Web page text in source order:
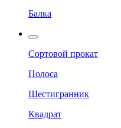
Балка
Сортовой прокат
Полоса
Шестигранник
Квадрат